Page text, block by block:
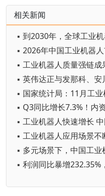
相关新闻
▪ 2026年中国工业机器
▪ 工业机器人质量强链
▪ 国家统计局：11月工
▪ 工业机器人应用场景不
▪ 多元场景下，中国工